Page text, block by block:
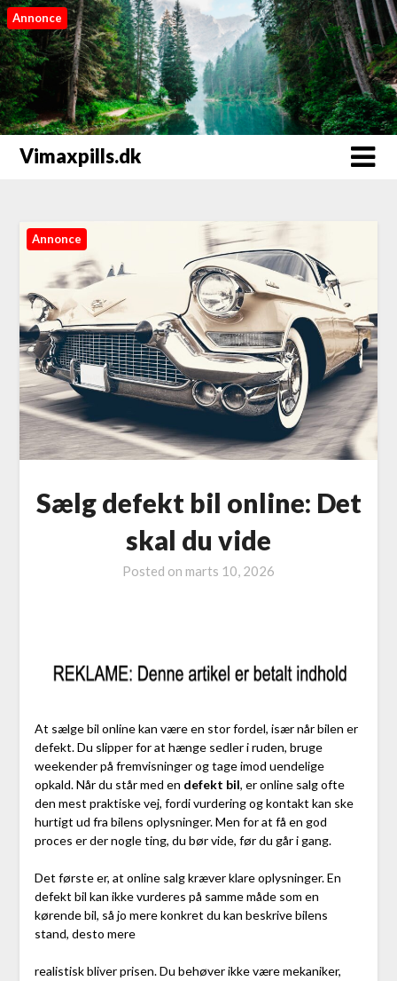
Annonce
Vimaxpills.dk
Annonce
Sælg defekt bil online: Det
skal du vide
Posted on marts 10, 2026
At sælge bil online kan være en stor fordel, især når bilen er
defekt. Du slipper for at hænge sedler i ruden, bruge
weekender på fremvisninger og tage imod uendelige
opkald. Når du står med en defekt bil, er online salg ofte
den mest praktiske vej, fordi vurdering og kontakt kan ske
hurtigt ud fra bilens oplysninger. Men for at få en god
proces er der nogle ting, du bør vide, før du går i gang.
Det første er, at online salg kræver klare oplysninger. En
defekt bil kan ikke vurderes på samme måde som en
kørende bil, så jo mere konkret du kan beskrive bilens
stand, desto mere
realistisk bliver prisen. Du behøver ikke være mekaniker,